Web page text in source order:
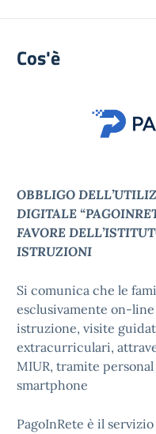
Cos'è
OBBLIGO
DIGITALE
FAVORE
ISTRUZIONI
Si comunica che le
esclusivamente on-
istruzione, visite
extracurriculari,
MIUR, tramite
smartphone
PagoInRete è il